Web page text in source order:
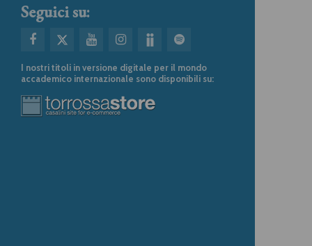
Seguici su:
I nostri titoli in versione digitale per il mondo
accademico internazionale sono disponibili su: